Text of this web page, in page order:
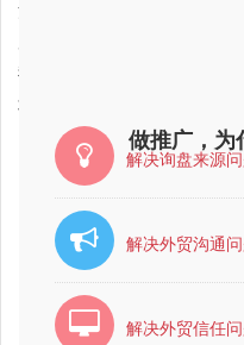
河北省互联网营销公司哪家比
我想做外贸业务拓展，哪家公
北京市互联网营销公司哪家比
做推广，为
解决询盘来源
解决外贸沟通
解决外贸信任